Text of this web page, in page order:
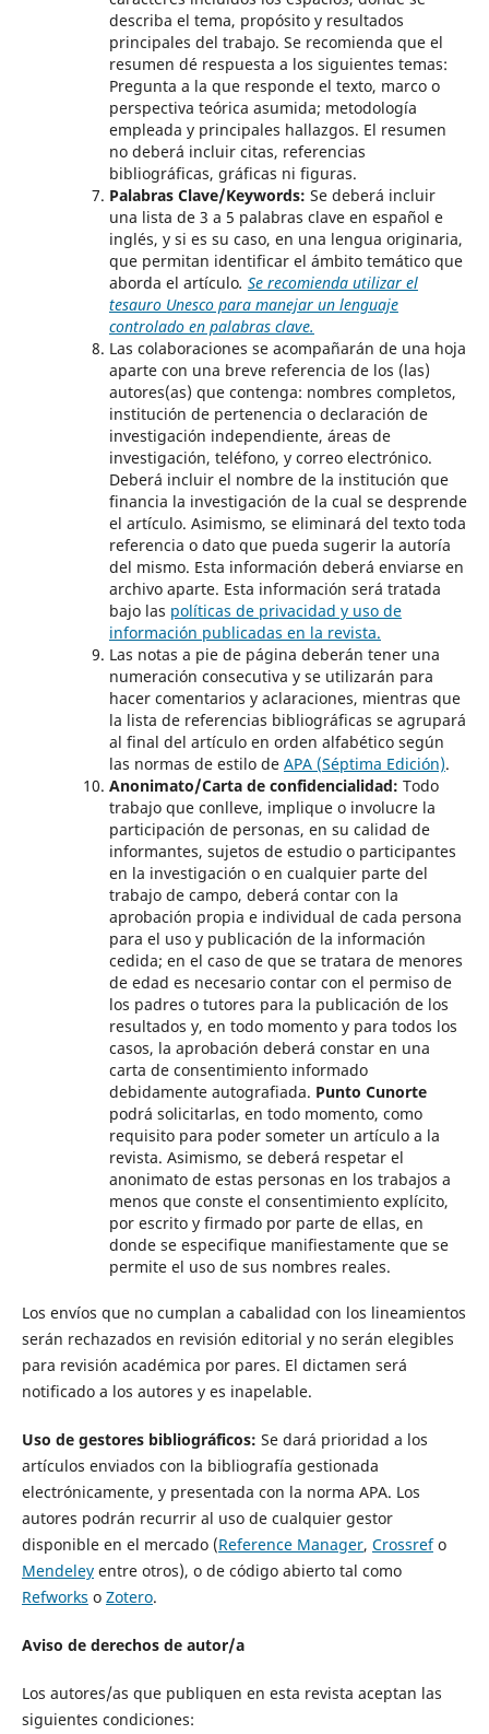
describa el tema, propósito y resultados
principales del trabajo. Se recomienda que el
resumen dé respuesta a los siguientes temas:
Pregunta a la que responde el texto, marco o
perspectiva teórica asumida; metodología
empleada y principales hallazgos. El resumen
no deberá incluir citas, referencias
bibliográficas, gráficas ni figuras.
Palabras Clave/Keywords: Se deberá incluir
una lista de 3 a 5 palabras clave en español e
inglés, y si es su caso, en una lengua originaria,
que permitan identificar el ámbito temático que
aborda el artículo. Se recomienda utilizar el
tesauro Unesco para manejar un lenguaje
controlado en palabras clave.
Las colaboraciones se acompañarán de una hoja
aparte con una breve referencia de los (las)
autores(as) que contenga: nombres completos,
institución de pertenencia o declaración de
investigación independiente, áreas de
investigación, teléfono, y correo electrónico.
Deberá incluir el nombre de la institución que
financia la investigación de la cual se desprende
el artículo. Asimismo, se eliminará del texto toda
referencia o dato que pueda sugerir la autoría
del mismo. Esta información deberá enviarse en
archivo aparte. Esta información será tratada
bajo las políticas de privacidad y uso de
información publicadas en la revista.
Las notas a pie de página deberán tener una
numeración consecutiva y se utilizarán para
hacer comentarios y aclaraciones, mientras que
la lista de referencias bibliográficas se agrupará
al final del artículo en orden alfabético según
las normas de estilo de APA (Séptima Edición).
Anonimato/Carta de confidencialidad: Todo
trabajo que conlleve, implique o involucre la
participación de personas, en su calidad de
informantes, sujetos de estudio o participantes
en la investigación o en cualquier parte del
trabajo de campo, deberá contar con la
aprobación propia e individual de cada persona
para el uso y publicación de la información
cedida; en el caso de que se tratara de menores
de edad es necesario contar con el permiso de
los padres o tutores para la publicación de los
resultados y, en todo momento y para todos los
casos, la aprobación deberá constar en una
carta de consentimiento informado
debidamente autografiada. Punto Cunorte
podrá solicitarlas, en todo momento, como
requisito para poder someter un artículo a la
revista. Asimismo, se deberá respetar el
anonimato de estas personas en los trabajos a
menos que conste el consentimiento explícito,
por escrito y firmado por parte de ellas, en
donde se especifique manifiestamente que se
permite el uso de sus nombres reales.
Los envíos que no cumplan a cabalidad con los lineamientos
serán rechazados en revisión editorial y no serán elegibles
para revisión académica por pares. El dictamen será
notificado a los autores y es inapelable.
Uso de gestores bibliográficos: Se dará prioridad a los
artículos enviados con la bibliografía gestionada
electrónicamente, y presentada con la norma APA. Los
autores podrán recurrir al uso de cualquier gestor
disponible en el mercado (Reference Manager, Crossrefo
Mendeleyentre otros), o de código abierto tal como
Refworks o Zotero.
Aviso de derechos de autor/a
Los autores/as que publiquen en esta revista aceptan las
siguientes condiciones: